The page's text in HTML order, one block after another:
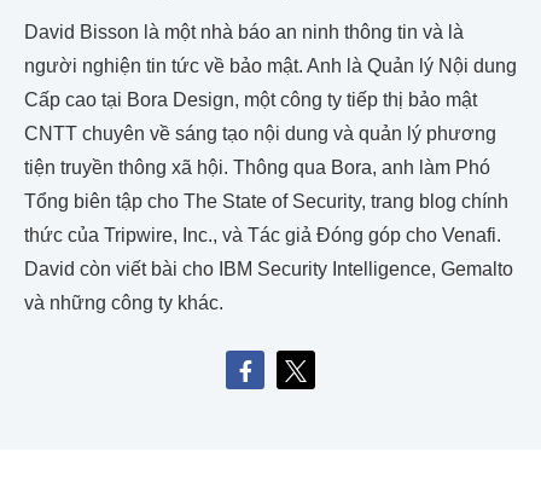
David Bisson là một nhà báo an ninh thông tin và là
người nghiện tin tức về bảo mật. Anh là Quản lý Nội dung
Cấp cao tại Bora Design, một công ty tiếp thị bảo mật
CNTT chuyên về sáng tạo nội dung và quản lý phương
tiện truyền thông xã hội. Thông qua Bora, anh làm Phó
Tổng biên tập cho The State of Security, trang blog chính
thức của Tripwire, Inc., và Tác giả Đóng góp cho Venafi.
David còn viết bài cho IBM Security Intelligence, Gemalto
và những công ty khác.